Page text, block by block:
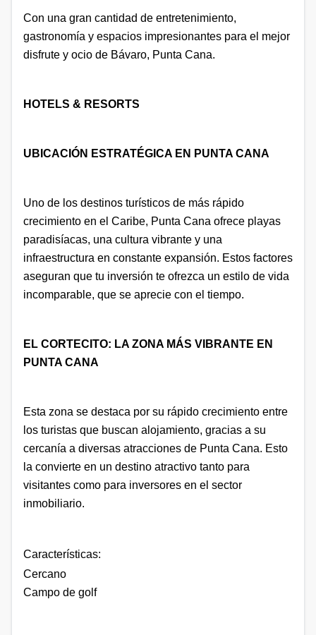
Con una gran cantidad de entretenimiento,
gastronomía y espacios impresionantes para el mejor
disfrute y ocio de Bávaro, Punta Cana.
HOTELS & RESORTS
UBICACIÓN ESTRATÉGICA EN PUNTA CANA
Uno de los destinos turísticos de más rápido
crecimiento en el Caribe, Punta Cana ofrece playas
paradisíacas, una cultura vibrante y una
infraestructura en constante expansión. Estos factores
aseguran que tu inversión te ofrezca un estilo de vida
incomparable, que se aprecie con el tiempo.
EL CORTECITO: LA ZONA MÁS VIBRANTE EN
PUNTA CANA
Esta zona se destaca por su rápido crecimiento entre
los turistas que buscan alojamiento, gracias a su
cercanía a diversas atracciones de Punta Cana. Esto
la convierte en un destino atractivo tanto para
visitantes como para inversores en el sector
inmobiliario.
Características:
Cercano
Campo de golf